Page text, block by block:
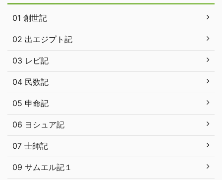
01 創世記
02 出エジプト記
03 レビ記
04 民数記
05 申命記
06 ヨシュア記
07 士師記
09 サムエル記１